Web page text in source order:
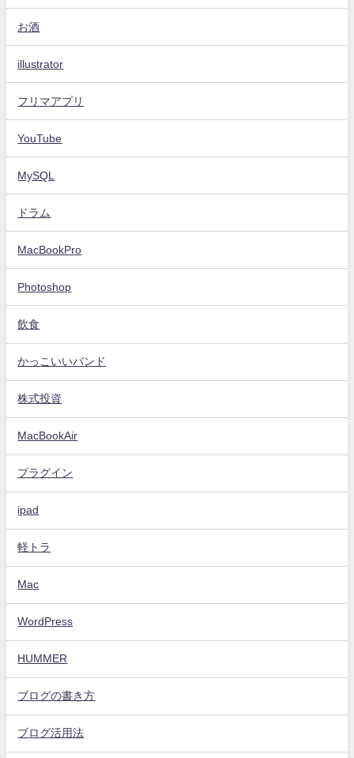
お酒
illustrator
フリマアプリ
YouTube
MySQL
ドラム
MacBookPro
Photoshop
飲食
かっこいいバンド
株式投資
MacBookAir
プラグイン
ipad
軽トラ
Mac
WordPress
HUMMER
ブログの書き方
ブログ活用法